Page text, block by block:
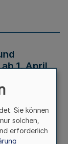
1. April
Sie können
solchen,
erforderlich